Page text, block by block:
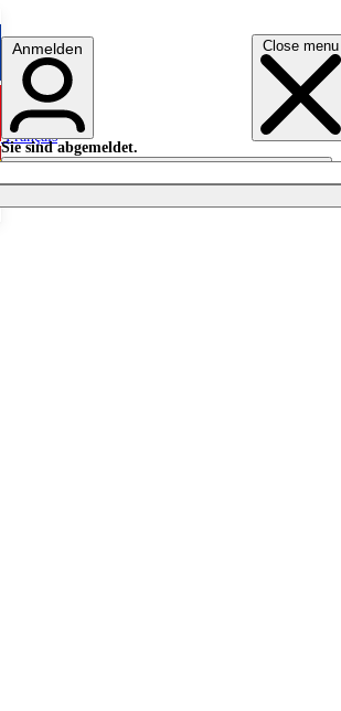
Close menu
English
Français
Anmelden
Sie sind abgemeldet.
Anmelden
Licht aus